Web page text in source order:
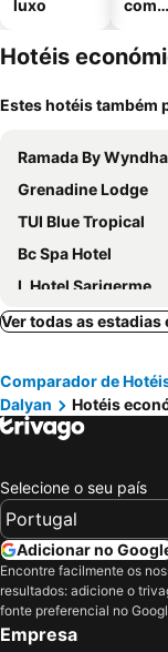
luxo
com
Hotéis
Estes hotéis também
Ramada By Wyndham
Grenadine Lodge
TUI Blue Tropical
Bc Spa Hotel
L Hotel Sarigerme
Dalaman Airport
Karaca Apart Hotel
Smyrna Hotel
Dalyan Resort - Special
Hotel Han Boutique
L Hotel Sarigerme
TUI MAGIC LIFE
Ver todas as estadias
Comparador de
Dalyan
Hotéis
Selecione o seu país
Adicionar no
Encontre facilmente os
resultados: adicione o
fonte preferencial no
Empresa